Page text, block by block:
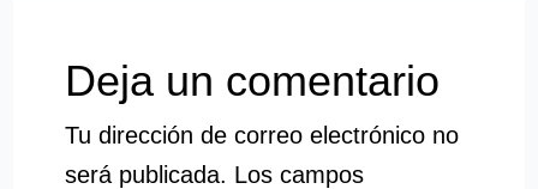
Deja un comentario
Tu dirección de correo electrónico no
será publicada. Los campos